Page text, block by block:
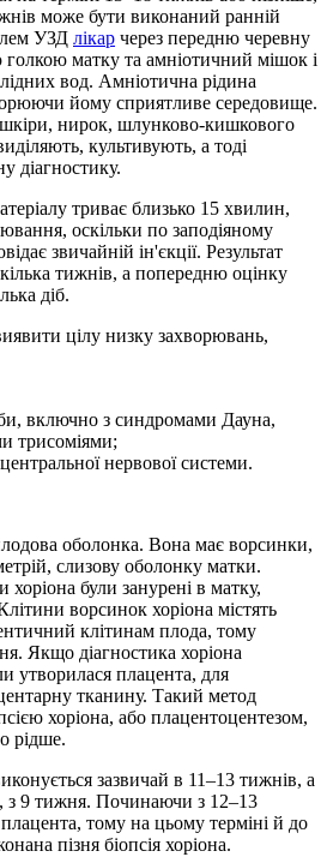
може бути виконаний ранній
УЗД лікар через передню черевну
матку та амніотичний мішок і
вод. Амніотична рідина
йому сприятливе середовище.
шкіри, нирок, шлунково-кишкового
культивують, а тоді
діагностику.
триває близько 15 хвилин,
оскільки по заподіяному
звичайній ін'єкції. Результат
тижнів, а попередню оцінку
діб.
цілу низку захворювань,
включно з синдромами Дауна,
трисоміями;
нервової системи.
оболонка. Вона має ворсинки,
слизову оболонку матки.
були занурені в матку,
ворсинок хоріона містять
клітинам плода, тому
Якщо діагностика хоріона
утворилася плацента, для
тканину. Такий метод
хоріона, або плацентоцентезом,
рідше.
зазвичай в 11–13 тижнів, а
з 9 тижня. Починаючи з 12–13
тому на цьому терміні й до
пізня біопсія хоріона.